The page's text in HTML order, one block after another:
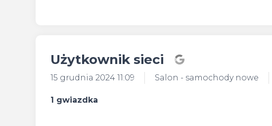
Użytkownik sieci
15 grudnia 2024 11:09 Salon - samochody nowe
1 gwiazdka